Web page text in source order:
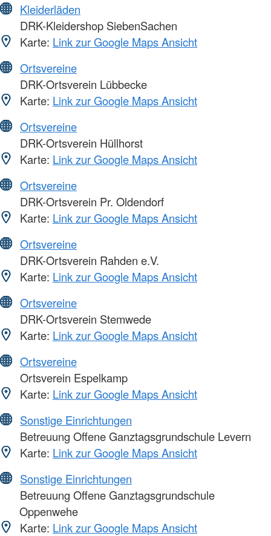
Kleiderläden
DRK-Kleidershop SiebenSachen
Karte: Link zur Google Maps Ansicht
Ortsvereine
DRK-Ortsverein Lübbecke
Karte: Link zur Google Maps Ansicht
Ortsvereine
DRK-Ortsverein Hüllhorst
Karte: Link zur Google Maps Ansicht
Ortsvereine
DRK-Ortsverein Pr. Oldendorf
Karte: Link zur Google Maps Ansicht
Ortsvereine
DRK-Ortsverein Rahden e.V.
Karte: Link zur Google Maps Ansicht
Ortsvereine
DRK-Ortsverein Stemwede
Karte: Link zur Google Maps Ansicht
Ortsvereine
Ortsverein Espelkamp
Karte: Link zur Google Maps Ansicht
Sonstige Einrichtungen
Betreuung Offene Ganztagsgrundschule Levern
Karte: Link zur Google Maps Ansicht
Sonstige Einrichtungen
Betreuung Offene Ganztagsgrundschule
Oppenwehe
Karte: Link zur Google Maps Ansicht